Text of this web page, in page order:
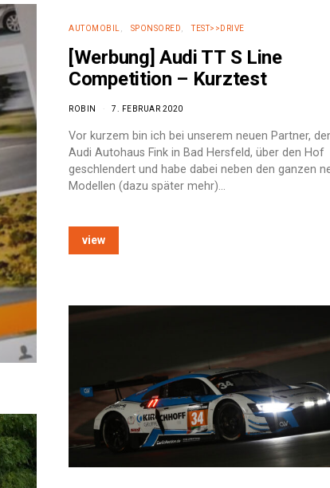
AUTOMOBIL SPONSORED TEST>>DRIVE
[Werbung] Audi TT S Line
Competition – Kurztest
ROBIN 7. FEBRUAR 2020
Vor kurzem bin ich bei unserem neuen Partner,
Audi Autohaus Fink in Bad Hersfeld, über den Hof
geschlendert und habe dabei neben den ganzen
Modellen (dazu später mehr)…
view